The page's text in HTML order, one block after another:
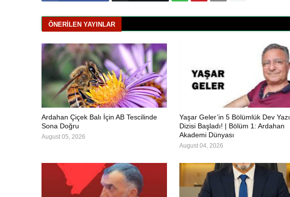
ÖNERILEN YAYINLAR
Ardahan Çiçek Balı İçin AB Tescilinde
Sona Doğru
August 05, 2026
Yaşar Geler’in 5 Bölümlük Dev Yazı
Dizisi Başladı! | Bölüm 1: Ardahan
Akademi Dünyası
August 04, 2026